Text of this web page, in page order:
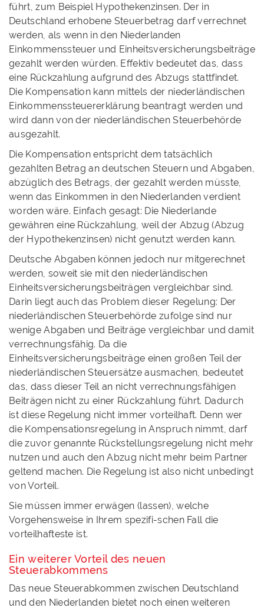
führt, zum Beispiel Hypothekenzinsen. Der in
Deutschland erhobene Steuerbetrag darf verrechnet
werden, als wenn in den Niederlanden
Einkommenssteuer und Einheitsversicherungsbeiträge
gezahlt werden würden. Effektiv bedeutet das, dass
eine Rückzahlung aufgrund des Abzugs stattfindet.
Die Kompensation kann mittels der niederländischen
Einkommenssteuererklärung beantragt werden und
wird dann von der niederländischen Steuerbehörde
ausgezahlt.
Die Kompensation entspricht dem tatsächlich
gezahlten Betrag an deutschen Steuern und Abgaben,
abzüglich des Betrags, der gezahlt werden müsste,
wenn das Einkommen in den Niederlanden verdient
worden wäre. Einfach gesagt: Die Niederlande
gewähren eine Rückzahlung, weil der Abzug (Abzug
der Hypothekenzinsen) nicht genutzt werden kann.
Deutsche Abgaben können jedoch nur mitgerechnet
werden, soweit sie mit den niederländischen
Einheitsversicherungsbeiträgen vergleichbar sind.
Darin liegt auch das Problem dieser Regelung: Der
niederländischen Steuerbehörde zufolge sind nur
wenige Abgaben und Beiträge vergleichbar und damit
verrechnungsfähig. Da die
Einheitsversicherungsbeiträge einen großen Teil der
niederländischen Steuersätze ausmachen, bedeutet
das, dass dieser Teil an nicht verrechnungsfähigen
Beiträgen nicht zu einer Rückzahlung führt. Dadurch
ist diese Regelung nicht immer vorteilhaft. Denn wer
die Kompensationsregelung in Anspruch nimmt, darf
die zuvor genannte Rückstellungsregelung nicht mehr
nutzen und auch den Abzug nicht mehr beim Partner
geltend machen. Die Regelung ist also nicht unbedingt
von Vorteil.
Sie müssen immer erwägen (lassen), welche
Vorgehensweise in Ihrem spezifi-schen Fall die
vorteilhafteste ist.
Ein weiterer Vorteil des neuen
Steuerabkommens
Das neue Steuerabkommen zwischen Deutschland
und den Niederlanden bietet noch einen weiteren